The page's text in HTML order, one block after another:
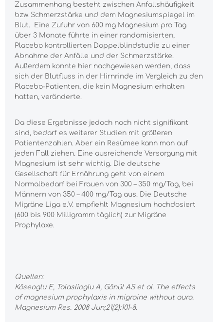
Zusammenhang besteht zwischen Anfallshäufigkeit
bzw. Schmerzstärke und dem Magnesiumspiegel im
Blut. Eine Zufuhr von 600 mg Magnesium pro Tag
über 3 Monate führte in einer randomisierten,
Placebo kontrollierten Doppelblindstudie zu einer
Abnahme der Anfälle und der Schmerzstärke.
Außerdem konnte hier nachgewiesen werden, dass
sich der Blutfluss in der Hirnrinde im Vergleich zu den
Placebo-Patienten, die kein Magnesium erhalten
hatten, veränderte.
Da diese Ergebnisse jedoch noch nicht signifikant
sind, bedarf es weiterer Studien mit größeren
Patientenzahlen. Aber ein Resümee kann man auf
jeden Fall ziehen. Eine ausreichende Versorgung mit
Magnesium ist sehr wichtig. Die deutsche
Gesellschaft für Ernährung geht von einem
Normalbedarf bei Frauen von 300 – 350 mg/Tag, bei
Männern von 350 – 400 mg/Tag aus. Die Deutsche
Migräne Liga e.V. empfiehlt Magnesium hochdosiert
(600 bis 900 Milligramm täglich) zur Migräne
Prophylaxe.
Quellen:
Köseoglu E, Talaslioglu A, Gönül AS et al. The effects
of magnesium prophylaxis in migraine without aura.
Magnesium Res. 2008 Jun;21(2):101-8.